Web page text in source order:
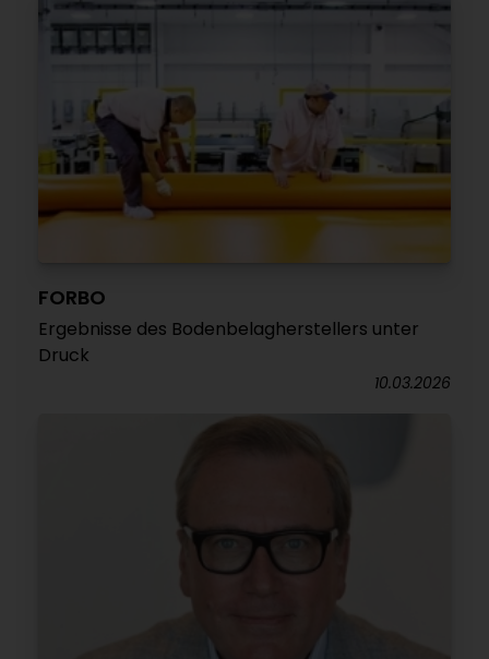
FORBO
Ergebnisse des Bodenbelagherstellers unter
Druck
10.03.2026